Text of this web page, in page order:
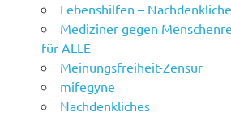
Lebenshilfen –
Mediziner gegen
für ALLE
Meinungsfreiheit-Zensur
mifegyne
Nachdenkliches